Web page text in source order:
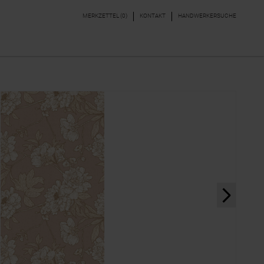
DEKORE & BORDÜREN
MERKZETTEL (0) KONTAKT HANDWERKERSUCHE
next